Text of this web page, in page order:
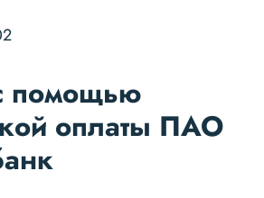
помощью
оплаты ПАО